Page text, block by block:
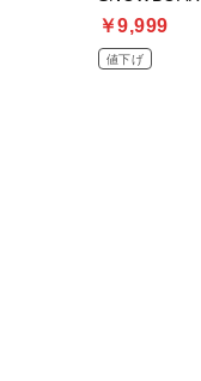
￥9,999
値下げ